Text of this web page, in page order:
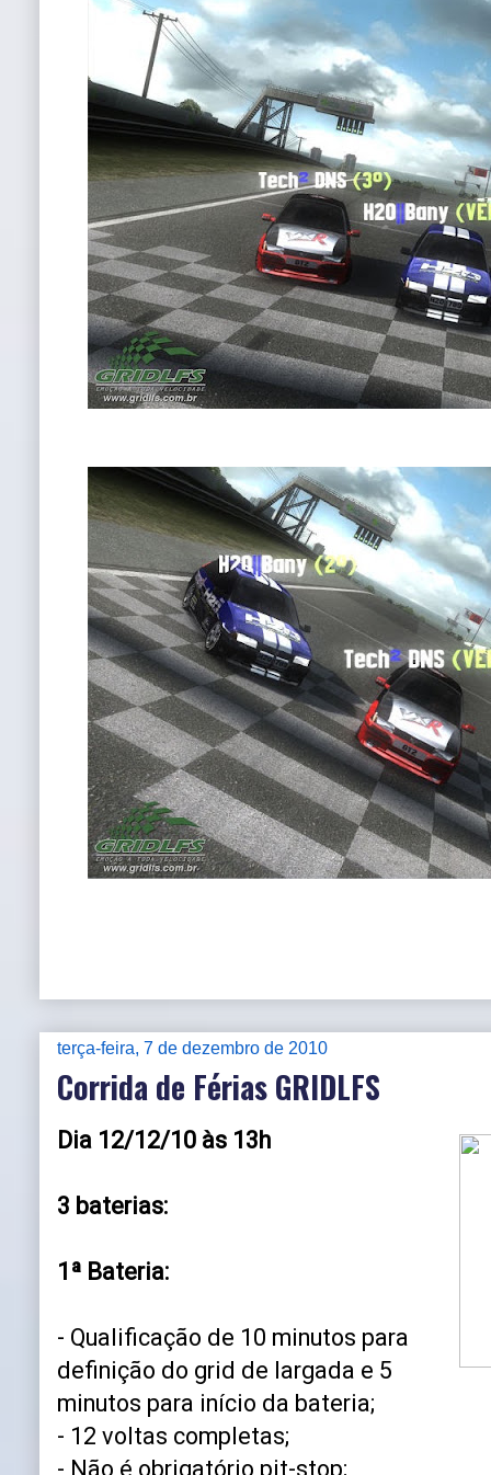
terça-feira, 7 de dezembro de 2010
Corrida de Férias GRIDLFS
Dia 12/12/10 às 13h
3 baterias:
1ª Bateria:
- Qualificação de 10 minutos para
definição do grid de largada e 5
minutos para início da bateria;
- 12 voltas completas;
- Não é obrigatório pit-stop;